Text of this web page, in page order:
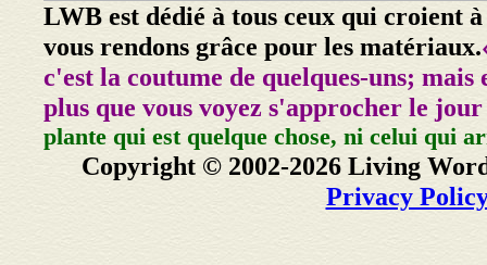
LWB est dédié à tous ceux qui croient
vous rendons grâce pour les matériaux.
c'est la coutume de quelques-uns;
plus que vous voyez s'approcher le jour
plante qui est quelque chose, ni celui qui
Copyright © 2002-2026 Living
Privacy